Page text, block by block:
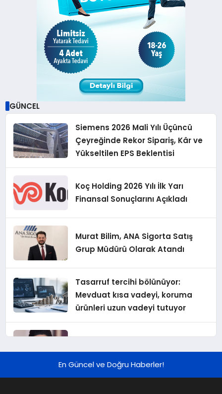
GÜNCEL
Siemens 2026 Mali Yılı Üçüncü
Çeyreğinde Rekor Sipariş, Kâr ve
Yükseltilen EPS Beklentisi
Koç Holding 2026 Yılı İlk Yarı
Finansal Sonuçlarını Açıkladı
Murat Bilim, ANA Sigorta Satış
Grup Müdürü Olarak Atandı
Tasarruf tercihi bölünüyor:
Mevduat kısa vadeyi, koruma
ürünleri uzun vadeyi tutuyor
Sonuçları
En Güncel ve Doğru Haberler!